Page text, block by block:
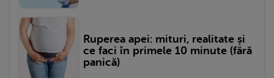
Ruperea apei: mituri, realitate și
ce faci în primele 10 minute (fără
panică)